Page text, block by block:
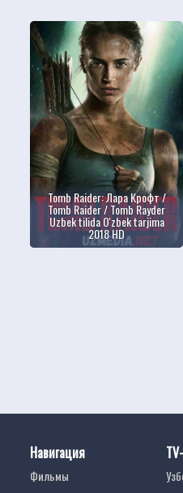
Tomb Raider: Лара Крофт /
Tomb Raider / Tomb Rayder
Uzbek tilida O'zbek tarjima
2018 HD
Навигация
Фильмы